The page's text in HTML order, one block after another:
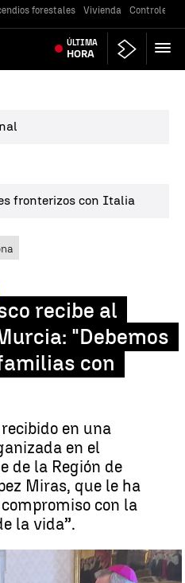
forestales Vivienda Controles
ÚLTIMA
HORA
fronterizos con Italia
recibe al
"Debemos
con
en una
en el
de la Región de
Miras, que le ha
con la
la vida”.
al presidente de Murcia | El Papa
recibe al presidente de Murcia